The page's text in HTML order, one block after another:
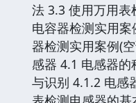
法 3.3 使用万用表
电容器检测实用
器检测实用案例(
感器 4.1 电感器
与识别 4.1.2 电感